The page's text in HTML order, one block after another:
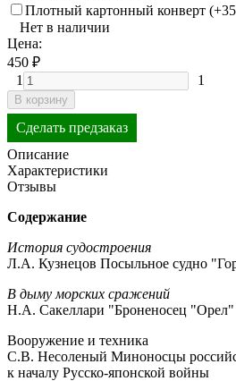
Плотный картонный конверт (+35
Нет в наличии
Цена:
450 ₽
1
1
В корзину
Сделать предзаказ
Описание
Характеристики
Отзывы
Содержание
История судостроения
Л.А. Кузнецов Посыльное судно
В дыму морских сражений
Н.А. Сакеллари "Броненосец "Орел"
Вооружение и техника
С.В. Несоленый Миноносцы
к началу Русско-японской войны